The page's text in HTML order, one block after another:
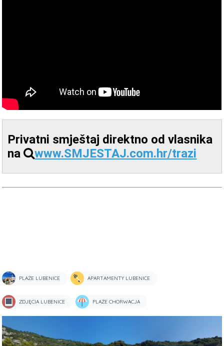
Privatni smještaj direktno od vlasnika
na
www.SMJESTAJ.com.hr/trazi
PLAŻE LUBENICE APARTAMENTY LUBENICE
ZDJĘCIA LUBENICE PLAŻE CHORWACJA